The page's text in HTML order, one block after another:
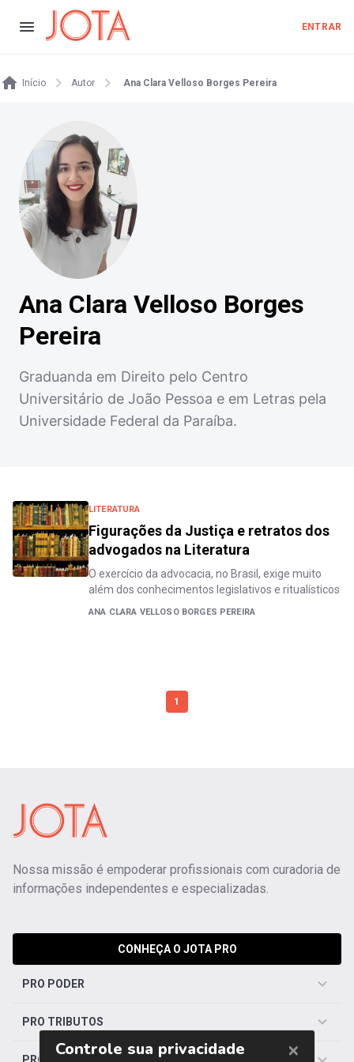
ENTRAR
Início Autor Ana Clara Velloso Borges Pereira
Ana Clara Velloso Borges
Pereira
Graduanda em Direito pelo Centro
Universitário de João Pessoa e em Letras pela
Universidade Federal da Paraíba.
LITERATURA
Figurações da Justiça e retratos dos
advogados na Literatura
O exercício da advocacia, no Brasil, exige muito
além dos conhecimentos legislativos e ritualísticos
ANA CLARA VELLOSO BORGES PEREIRA
1
Nossa missão é empoderar profissionais com curadoria de
informações independentes e especializadas.
CONHEÇA O JOTA PRO
PRO PODER
PRO TRIBUTOS